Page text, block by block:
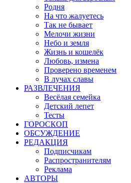
Родня
На что жалуетесь
Так не бывает
Мелочи жизни
Небо и земля
Жизнь и кошелёк
Любовь, измена
Проверено временем
В лучах славы
РАЗВЛЕЧЕНИЯ
Весёлая семейка
Детский лепет
Тесты
ГОРОСКОП
ОБСУЖДЕНИЕ
РЕДАКЦИЯ
Подписчикам
Распространителям
Реклама
АВТОРЫ